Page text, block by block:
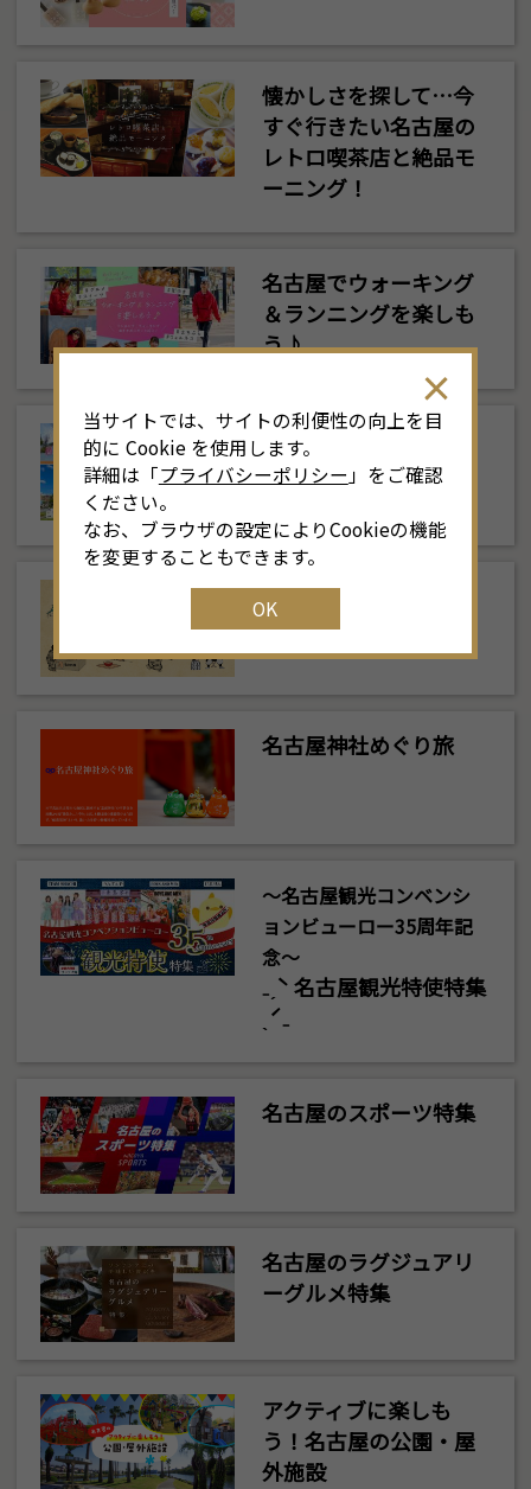
懐かしさを探して…今
すぐ行きたい名古屋の
レトロ喫茶店と絶品モ
ーニング！
名古屋でウォーキング
＆ランニングを楽しも
う♪
名古屋観光の記念撮影
に！「@NAGOYA」を
名古屋観光あるある
名古屋神社めぐり旅
～名古屋観光コンベンシ
ョンビューロー35周年記
念～
₋ˏˋ 名古屋観光特使特集
ˎˊ₋
名古屋のスポーツ特集
名古屋のラグジュアリ
ーグルメ特集
アクティブに楽しも
う！名古屋の公園・屋
外施設
当サイトでは、サイトの利便性の向上を目
的に Cookie を使用します。
詳細は「プライバシーポリシー 」をご確認
ください。
なお、ブラウザの設定によりCookieの機能
を変更することもできます。
OK